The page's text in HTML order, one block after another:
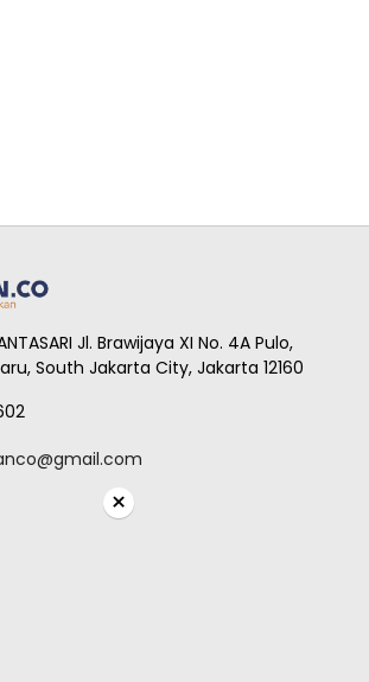
Jl. Brawijaya XI No. 4A Pulo,
South Jakarta City, Jakarta 12160
×